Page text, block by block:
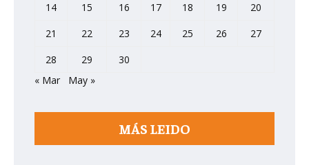
14
15 16 17 18 19
20
21
22 23 24 25 26
27
28
29
30
« Mar
May »
MÁS LEIDO